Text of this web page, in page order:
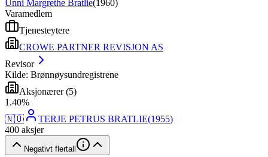
Unni Margrethe Bratlie(1960)
Varamedlem
Tjenesteytere
CROWE PARTNER REVISJON AS
Revisor
Kilde: Brønnøysundregistrene
Aksjonærer(5)
1 .40%
🇳🇴
TERJE PETRUS BRATLIE(1955)
400 aksjer
Negativt flertall